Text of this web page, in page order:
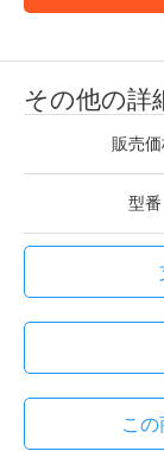
その他の詳
販売
型番
こ